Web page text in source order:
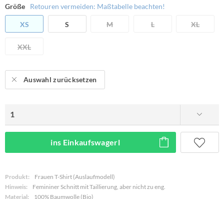
Größe Retouren vermeiden: Maßtabelle beachten!
XS S M L XL
XXL
Auswahl zurücksetzen
ins Einkaufswagerl
Produkt:
Frauen T-Shirt (Auslaufmodell)
Hinweis:
Femininer Schnitt mit Taillierung, aber nicht zu eng.
Material:
100% Baumwolle (Bio)